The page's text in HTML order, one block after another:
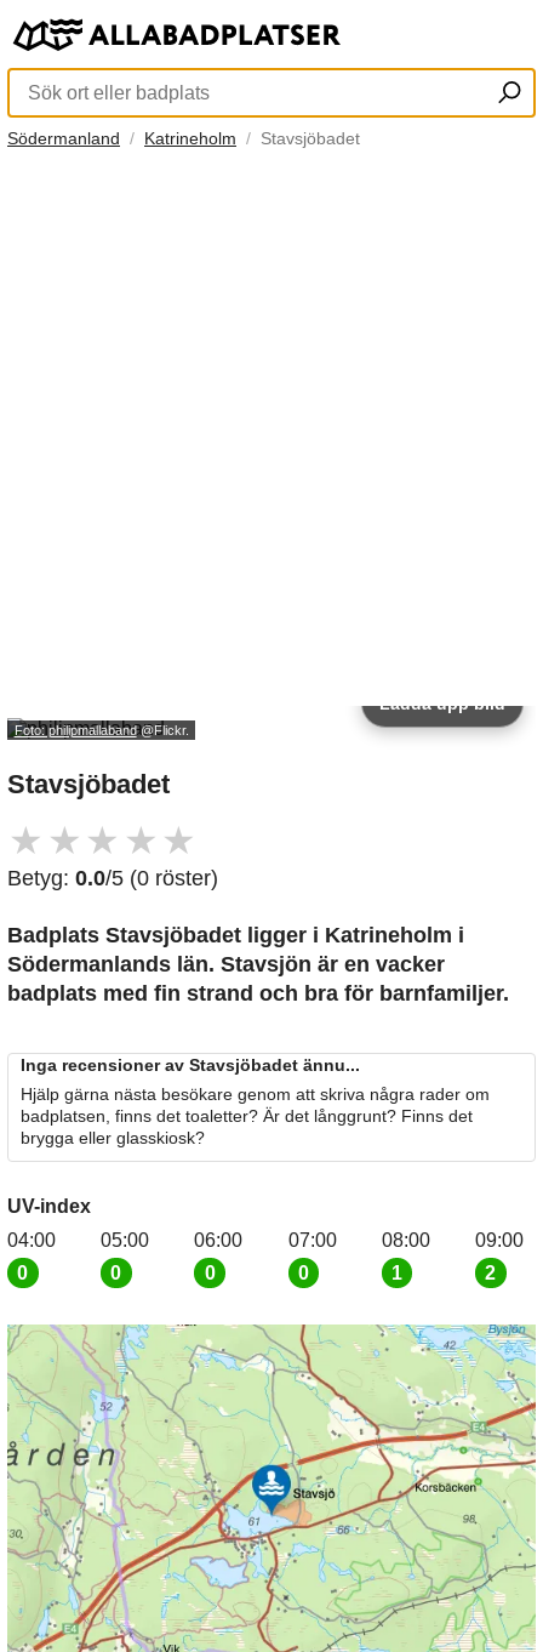
Södermanland Katrineholm Stavsjöbadet
Foto: philipmallaband@Flickr.
Ladda upp bild
Stavsjöbadet
★ ★ ★ ★ ★
Betyg: 0.0/5 (0 röster)
Badplats Stavsjöbadet ligger i Katrineholm i
Södermanlands län. Stavsjön är en vacker
badplats med fin strand och bra för barnfamiljer.
Inga recensioner av Stavsjöbadet ännu...
Hjälp gärna nästa besökare genom att skriva några rader om
badplatsen, finns det toaletter? Är det långgrunt? Finns det
brygga eller glasskiosk?
UV-index
04:00
0
05:00
0
06:00
0
07:00
0
08:00
1
09:00
2